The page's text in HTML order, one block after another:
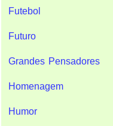
Futebol
Futuro
Grandes Pensadores
Homenagem
Humor